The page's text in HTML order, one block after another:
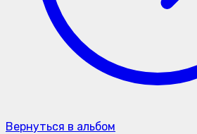
Вернуться в альбом